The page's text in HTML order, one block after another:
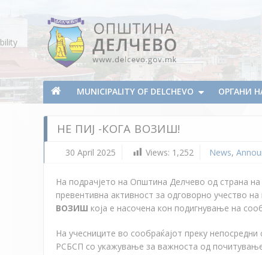
Municipality of Delchevo
Municipality of Delchevo
MUNICIPALITY OF DELCHEVO ОРГАНИ
НЕ ПИЈ -КОГА ВОЗИШ!
30 April 2025 Views: 1,252 News,
На подрачјето на Општина Делчево од страна
превентивна активност за одговорно учество
ВОЗИШ која е насочена кон подигнување на
На учесниците во сообраќајот преку
РСБСП со укажување за важноста од